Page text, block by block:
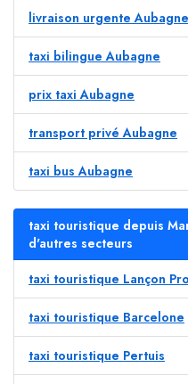
livraison urgente Aubagne
taxi bilingue Aubagne
prix taxi Aubagne
transport privé Aubagne
taxi bus Aubagne
taxi touristique depuis
d'autres secteurs
taxi touristique Lançon
taxi touristique Barcelone
taxi touristique Pertuis